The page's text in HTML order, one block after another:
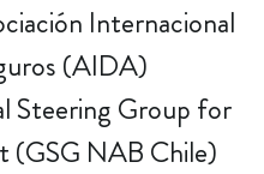
Internacional
(AIDA)
Steering Group for
(GSG NAB Chile)